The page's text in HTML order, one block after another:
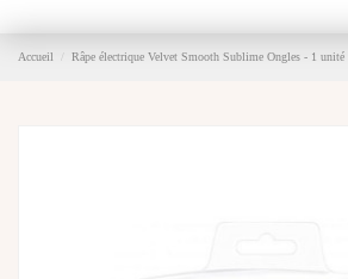
Accueil Râpe électrique Velvet Smooth Sublime Ongles - 1 unité